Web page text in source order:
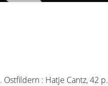
. Ostfildern : Hatje Cantz, 42 p.